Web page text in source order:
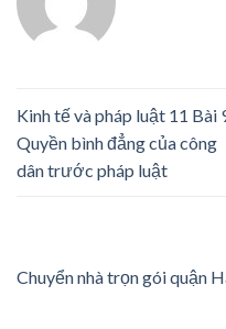
Kinh tế và pháp luật 11 Bài
Quyền bình đẳng của công
dân trước pháp luật
Chuyển nhà trọn gói quận